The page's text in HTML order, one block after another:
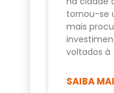
tornou-se
mais
voltados à
SAIBA